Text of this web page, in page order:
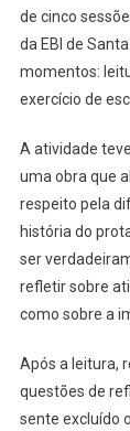
de cinco
da EBI de
momentos:
exercício de
A atividade
uma obra que
respeito pela
história do
ser
refletir sobre
como sobre a
Após a leitura,
questões de
sente excluído